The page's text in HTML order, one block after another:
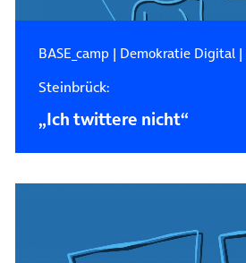
BASE_camp | Demokratie Digital|
Steinbrück:
„Ich twittere nicht“